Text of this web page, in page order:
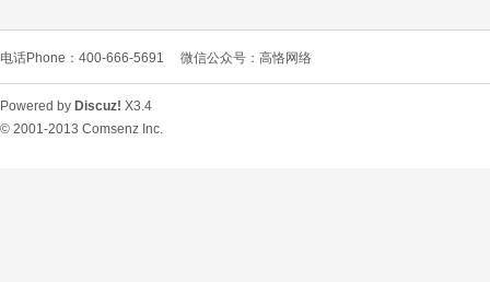
L
电话Phone：400-666-5691 微信公众号：高恪网络
Powered by Discuz! X3.4
© 2001-2013 Comsenz Inc.